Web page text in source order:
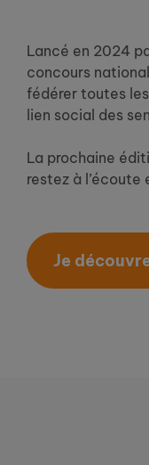
Lancé en 2024
concours
fédérer toutes
lien social des
La prochaine
restez à
Je